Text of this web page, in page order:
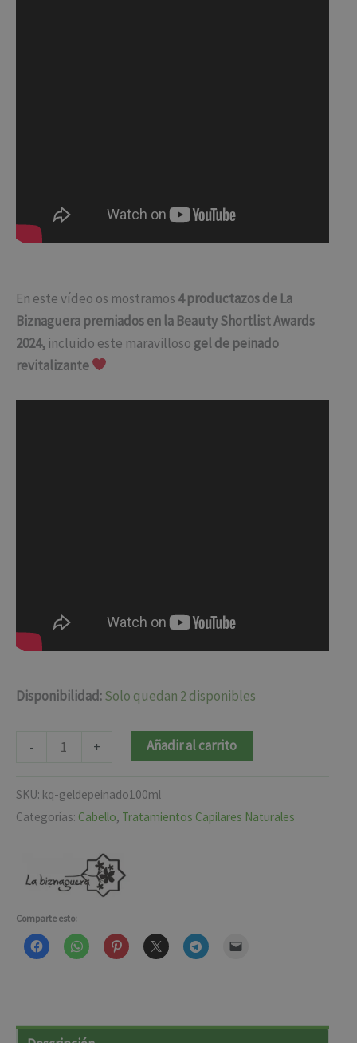
En este vídeo os mostramos 4 productazos de La
Biznaguera premiados en la Beauty Shortlist Awards
2024, incluido este maravilloso gel de peinado
revitalizante
Disponibilidad:Solo quedan 2 disponibles
- + Añadir al carrito
SKU: kq-geldepeinado100ml
Categorías: Cabello, Tratamientos Capilares Naturales
Comparte esto: